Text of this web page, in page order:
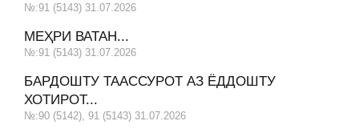
№:91 (5143) 31.07.2026
МЕҲРИ ВАТАН...
№:91 (5143) 31.07.2026
БАРДОШТУ ТААССУРОТ АЗ ЁДДОШТУ
ХОТИРОТ...
№:90 (5142), 91 (5143) 31.07.2026